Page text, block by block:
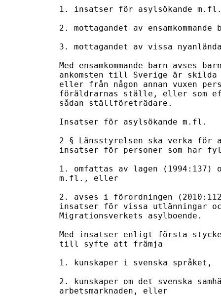
1. insatser för asylsökande
2. mottagandet av
3. mottagandet av vissa
Med ensamkommande barn avses
ankomsten till Sverige är
eller från någon annan vuxen
föräldrarnas ställe, eller som
sådan ställföreträdare.
Insatser för asylsökande m.fl.
2 § Länsstyrelsen ska verka
insatser för personer som har
1. omfattas av lagen (1994:137)
m.fl., eller
2. avses i förordningen
insatser för vissa utlänningar
Migrationsverkets asylboende.
Med insatser enligt första
till syfte att främja
1. kunskaper i svenska språket,
2. kunskaper om det svenska
arbetsmarknaden, eller